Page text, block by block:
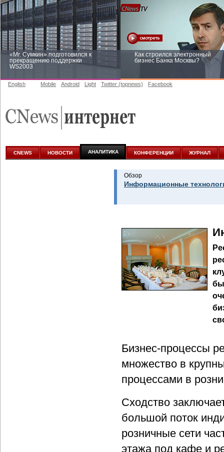
«Mr. Сумкин» подготовился к
прекращению поддержки
WS2003
Как строился электронный
бизнес Банка Москвы?
аналитике
English Mobile Android Light Twitter (topnews) Facebook
CNEWS НОВОСТИ АНАЛИТИКА КОНФЕРЕНЦИИ ЖУРНАЛ
Обзор
Информационные
Бизнес-процессы
множество в
процессами в
Сходство
большой поток
розничные сети
этажа под кафе и